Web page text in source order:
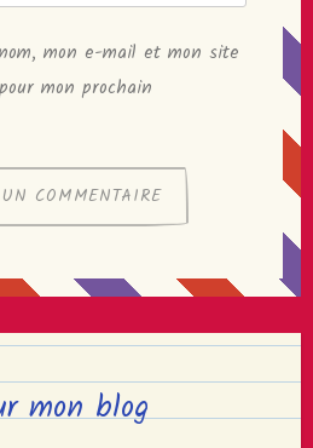
mon e-mail et mon site
mon prochain
mon blog